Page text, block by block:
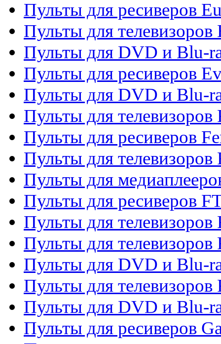
Пульты для ресиверов
Пульты для телевизоров
Пульты для DVD и Blu-
Пульты для ресиверов
Пульты для DVD и Blu-
Пульты для телевизоров
Пульты для ресиверов
Пульты для
Пульты для
Пульты для ресиверов
Пульты для телевизоров
Пульты для телевизоров
Пульты для DVD и Blu-
Пульты для телевизоров
Пульты для DVD и Blu-
Пульты для ресиверов